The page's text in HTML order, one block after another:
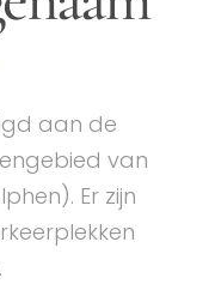
aan de
van
Er zijn